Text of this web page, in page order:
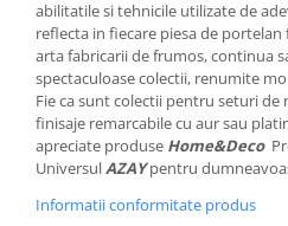
MEDICEA
CELESTIAL
PATCHWORK WILLOW
BLUE LILY
HIBISCUS
FLORENTINE TURQUOISE
abilitatile si tehnicile utilizate de
reflecta in fiecare piesa de
arta fabricarii de frumos, continua
spectaculoase colectii, renumite
Fie ca sunt colectii pentru seturi de
finisaje remarcabile cu aur sau
apreciate produse Home&Deco
UniversulAZAY pentru
Informatii conformitate produs